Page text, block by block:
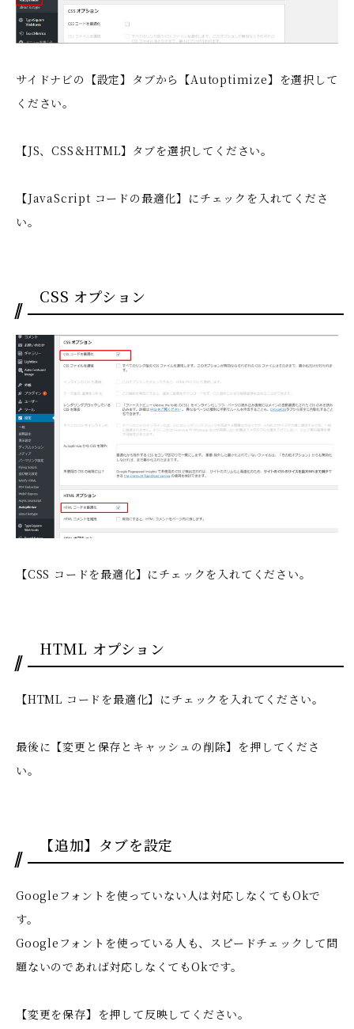
サイドナビの【設定】タブから【Autoptimize】を選択して
ください。
【JS、CSS＆HTML】タブを選択してください。
【JavaScript コードの最適化】にチェックを入れてくださ
い。
CSS オプション
【CSS コードを最適化】にチェックを入れてください。
HTML オプション
【HTML コードを最適化】にチェックを入れてください。
最後に【変更と保存とキャッシュの削除】を押してくださ
い。
【追加】タブを設定
Googleフォントを使っていない人は対応しなくてもOkで
す。
Googleフォントを使っている人も、スピードチェックして問
題ないのであれば対応しなくてもOkです。
【変更を保存】を押して反映してください。